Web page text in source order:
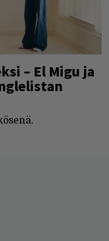
– El Migu ja